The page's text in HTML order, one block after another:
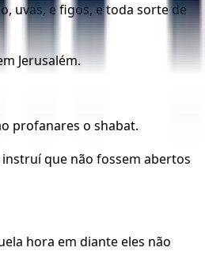
uvas, e figos, e toda sorte de
Jerusalém.
profanares o shabat.
instruí que não fossem abertos
hora em diante eles não